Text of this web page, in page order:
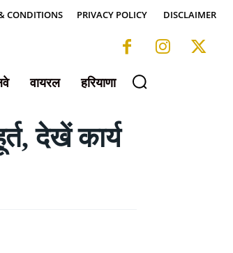
CONDITIONS PRIVACY POLICY DISCLAIMER
वायरल हरियाणा
देखें कार्य